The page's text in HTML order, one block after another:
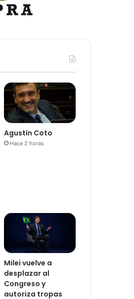
Agustín Coto
Hace 2 horas
Milei vuelve a
desplazar al
Congreso y
autoriza tropas